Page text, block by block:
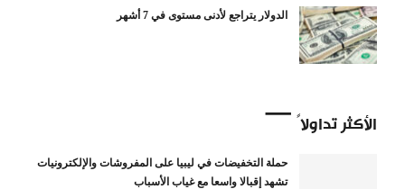
الدولار يتراجع لأدنى مستوى في 7 أشهر
الأكثر تداولاً
حملة التخفيضات في ليبيا على المفروشات والإلكترونيات
تشهد إقبالا واسعا مع غياب الأسباب